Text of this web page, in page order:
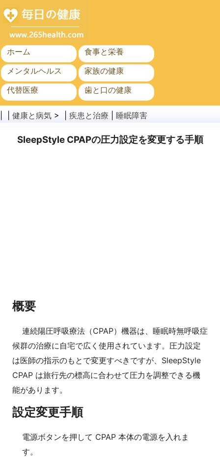
ホーム
食事と栄養
メンタルヘルス
家族の健康
代替医療
歯と口の健康
がん
公衆衛生
健康と病気 > | 疾患と治療 睡眠障害
SleepStyle CPAPの圧力設定を変更する手順
概要
連続陽圧呼吸療法（CPAP）機器は、睡眠時無呼吸症
候群の治療に自宅で広く使用されています。圧力設定
は医師の指示のもとで変更すべきですが、SleepStyle
CPAP は旅行先の標高に合わせて圧力を調整できる機
能があります。
設定変更手順
電源ボタンを押して CPAP 本体の電源を入れま
す。